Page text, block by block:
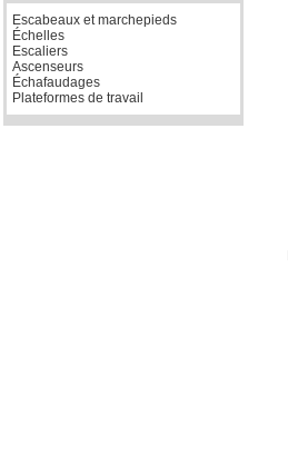
Escabeaux et marchepieds
Échelles
Escaliers
Ascenseurs
Échafaudages
Plateformes de travail